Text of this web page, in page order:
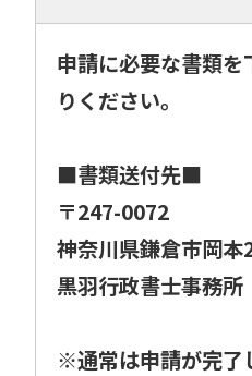
申請に必要な書類
りください。
■書類送付先■
〒247-0072
神奈川県鎌倉市岡
黒羽行政書士事務
※通常は申請が完了